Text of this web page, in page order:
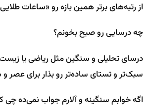
از رتبه‌های برتر همین بازه رو «ساعات
چه درسایی رو صبح بخونم؟
درسای تحلیلی و سنگین مثل ریاضی یا
سبک‌تر و تستای ساده‌تر رو بذار برای عصر
اگه خوابم سنگینه و آلارم جواب نمی‌ده چی